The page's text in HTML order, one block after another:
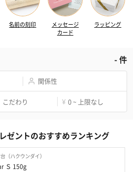
名前の刻印
メッセージ
カード
ラッピング
-件
関係性
こだわり ¥ 0 ~ 上限なし
ゼントのおすすめランキング
（ハクウンダイ）
Ｓ 150g